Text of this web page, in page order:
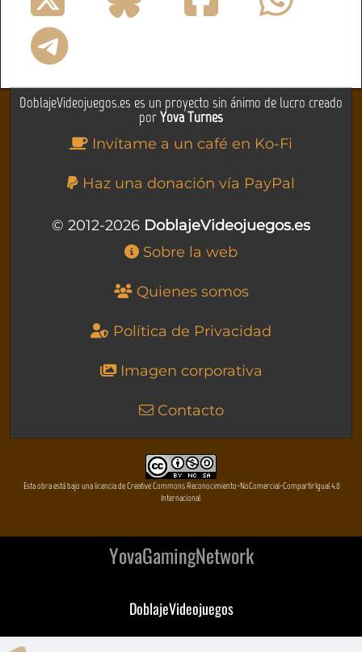
DoblajeVideojuegos.es es un proyecto sin ánimo de lucro creado
porYova Turnes
Invítame a un café en Ko-Fi
Haz una donación vía PayPal
© 2012-2026 DoblajeVideojuegos.es
Sobre la web
Quienes somos
Política de Privacidad
Imagen corporativa
Contacto
Esta obra está bajo una licencia de Creative Commons Reconocimiento-NoComercial-CompartirIgual 4.0
Internacional
YovaGamingNetwork
DoblajeVideojuegos